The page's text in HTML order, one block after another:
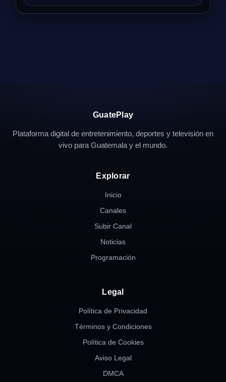
GuatePlay
Plataforma digital de entretenimiento, deportes y televisión en
vivo para Guatemala y el mundo.
Explorar
Inicio
Canales
Subir Canal
Noticias
Programación
Legal
Política de Privacidad
Términos y Condiciones
Política de Cookies
Aviso Legal
DMCA